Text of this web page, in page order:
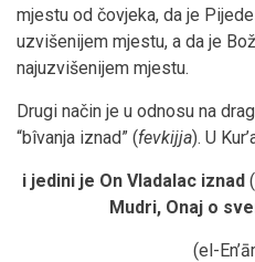
mjestu od čovjeka, da je
uzvišenijem mjestu, a da je
najuzvišenijem mjestu.
Drugi način je u odnosu na
“bîvanja iznad” (fevkijja). U
i jedini je On Vladalac iznad (
Mudri, Onaj o
(el-